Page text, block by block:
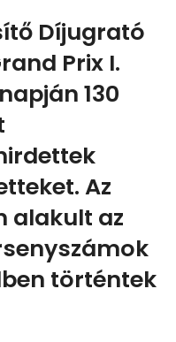
Díjugrató
Prix I.
130
Az
alakult az
történtek